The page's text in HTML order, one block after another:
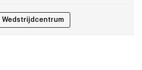
Wedstrijdcentrum